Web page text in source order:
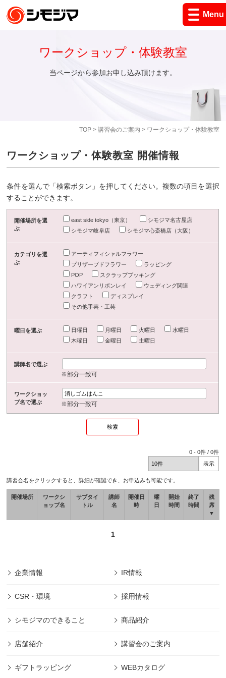
Menu
TOP> 講習会のご案内 > ワークショップ・体験教室
ワークショップ・体験教室
当ページから参加お申し込み頂けます。
ワークショップ・体験教室 開催情報
条件を選んで「検索ボタン」を押してください。複数の項目を選択
することができます。
開催場所を選
ぶ
east side tokyo（東京）
シモジマ名古屋店
シモジマ岐阜店
シモジマ心斎橋店（大阪）
カテゴリを選
ぶ
アーティフィシャルフラワー
プリザーブドフラワー
ラッピング
POP
スクラップブッキング
ハワイアンリボンレイ
ウェディング関連
クラフト
ディスプレイ
その他手芸・工芸
曜日を選ぶ 日曜日 月曜日 火曜日
水曜日
木曜日
金曜日 土曜日
講師名で選ぶ
※部分一致可
ワークショッ
プ名で選ぶ
※部分一致可
0 -0件 /0件
講習会名をクリックすると、詳細が確認でき、お申込みも可能です。
開催場所
ワークシ
ョップ名
サブタイ
トル
講師
名
開催日
時
曜
日
開始
時間
終了
時間
残
席
▼
1
企業情報 IR情報
CSR・環境 採用情報
シモジマのできること 商品紹介
店舗紹介 講習会のご案内
ギフトラッピング WEBカタログ